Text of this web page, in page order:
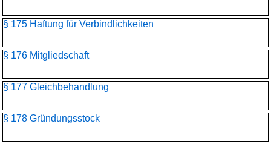
§ 175 Haftung für Verbindlichkeiten
§ 176 Mitgliedschaft
§ 177 Gleichbehandlung
§ 178 Gründungsstock